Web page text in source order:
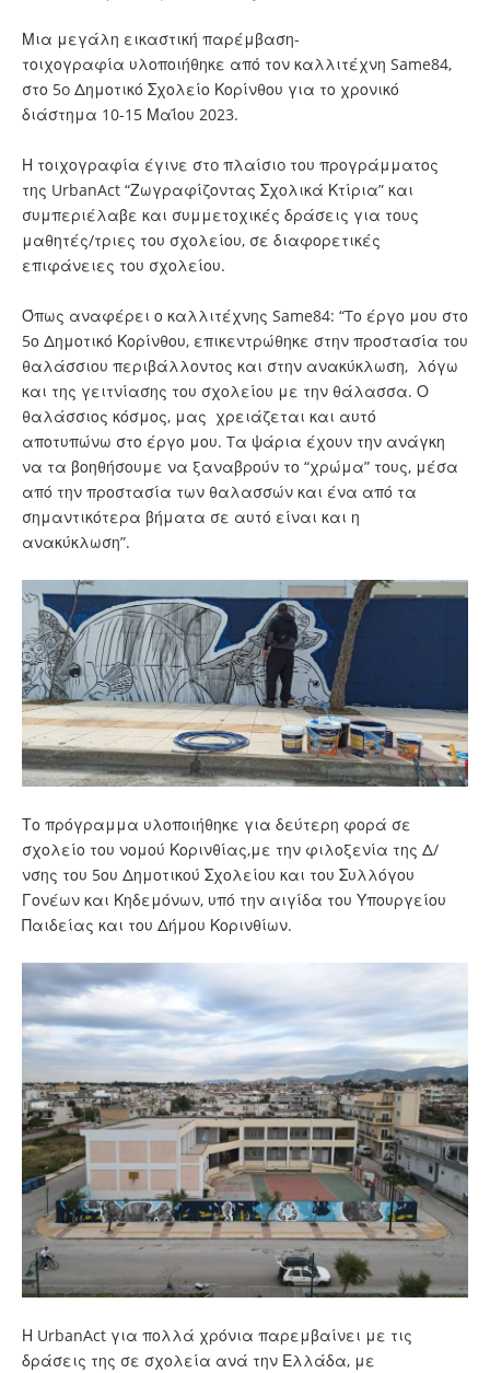
Μια μεγάλη εικαστική παρέμβαση-
τοιχογραφία υλοποιήθηκε από τον καλλιτέχνη Same84,
στο 5o Δημοτικό Σχολείο Κορίνθου για το χρονικό
διάστημα 10-15 Μαΐου 2023.
Η τοιχογραφία έγινε στo πλαίσιo του προγράμματος
της UrbanAct “Ζωγραφίζοντας Σχολικά Κτίρια” και
συμπεριέλαβε και συμμετοχικές δράσεις για τους
μαθητές/τριες του σχολείου, σε διαφορετικές
επιφάνειες του σχολείου.
Όπως αναφέρει ο καλλιτέχνης Same84: “Tο έργο μου στο
5ο Δημοτικό Κορίνθου, επικεντρώθηκε στην προστασία του
θαλάσσιου περιβάλλοντος και στην ανακύκλωση, λόγω
και της γειτνίασης του σχολείου με την θάλασσα. Ο
θαλάσσιος κόσμος, μας χρειάζεται και αυτό
αποτυπώνω στο έργο μου. Tα ψάρια έχουν την ανάγκη
να τα βοηθήσουμε να ξαναβρούν το “χρώμα” τους, μέσα
από την προστασία των θαλασσών και ένα από τα
σημαντικότερα βήματα σε αυτό είναι και η
ανακύκλωση”.
Το πρόγραμμα υλοποιήθηκε για δεύτερη φορά σε
σχολείο του νομού Κορινθίας,με την φιλοξενία της Δ/
νσης του 5ου Δημοτικού Σχολείου και του Συλλόγου
Γονέων και Κηδεμόνων, υπό την αιγίδα του Υπουργείου
Παιδείας και του Δήμου Κορινθίων.
Η UrbanAct για πολλά χρόνια παρεμβαίνει με τις
δράσεις της σε σχολεία ανά την Ελλάδα, με